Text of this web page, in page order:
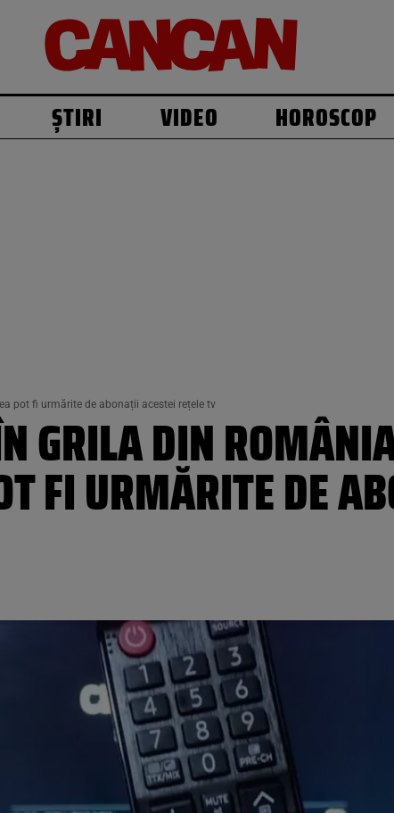
ȘTIRI VIDEO HOROSCOP
pot fi urmărite de abonații acestei rețele tv
GRILA DIN
FI URMĂRITE DE